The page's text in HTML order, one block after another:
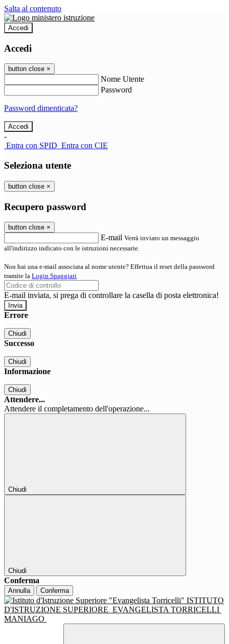
Salta al contenuto
Accedi
Accedi
button close ×
Nome Utente
Password
Password dimenticata?
-
Entra con SPID Entra con CIE
Seleziona utente
button close ×
Recupero password
button close ×
E-mail Verrà inviato un messaggio
all'indirizzo indicato con le istruzioni necessarie.
Non hai una e-mail associata al nome utente? Effettua il reset della password
tramite la Login Spaggiari
E-mail inviata, si prega di controllare la casella di posta elettronica!
Errore
Chiudi
Successo
Chiudi
Informazione
Chiudi
Attendere...
Attendere il completamento dell'operazione...
Chiudi
Chiudi
Conferma
Annulla Conferma
ISTITUTO
D'ISTRUZIONE SUPERIORE EVANGELISTA TORRICELLI
MANIAGO